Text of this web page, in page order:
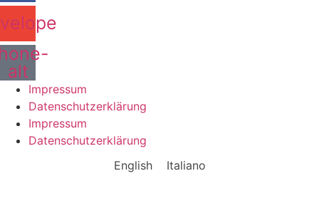
alt
Impressum
Datenschutzerklärung
Impressum
Datenschutzerklärung
English
Italiano